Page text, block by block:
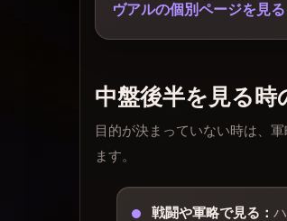
ヴアルの個別ページを見る
中盤後半を見る時
目的が決まっていない時は、
ます。
戦闘や軍略で見る：